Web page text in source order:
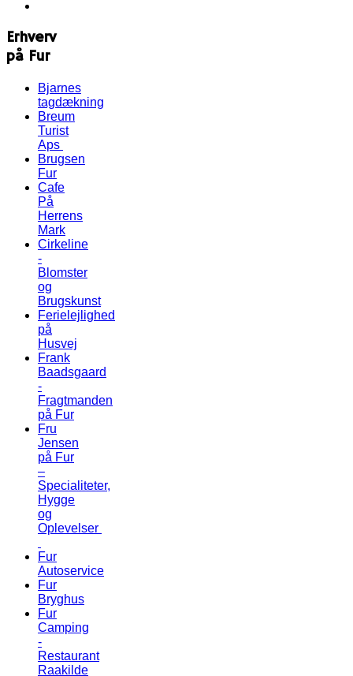
Erhverv
på Fur
Bjarnes
tagdækning
Breum
Turist
Aps
Brugsen
Fur
Cafe
På
Herrens
Mark
Cirkeline
-
Blomster
og
Brugskunst
Ferielejlighed
på
Husvej
Frank
Baadsgaard
-
Fragtmanden
på Fur
Fru
Jensen
på Fur
–
Specialiteter,
Hygge
og
Oplevelser
Fur
Autoservice
Fur
Bryghus
Fur
Camping
-
Restaurant
Raakilde